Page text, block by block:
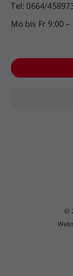
Tel: 0664/
Mo bis Fr 9:00 –
©